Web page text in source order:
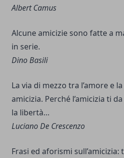
Albert Camus
Alcune amicizie sono fatte a
in serie.
Dino Basili
La via di mezzo tra l’amore e
amicizia. Perché l’amicizia ti
la libertà…
Luciano De Crescenzo
Frasi ed aforismi